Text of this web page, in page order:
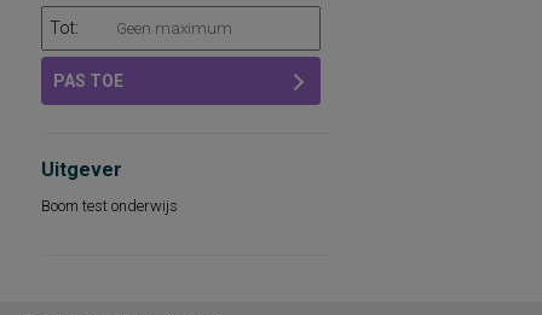
Tot:
PAS TOE
Uitgever
Boom test onderwijs